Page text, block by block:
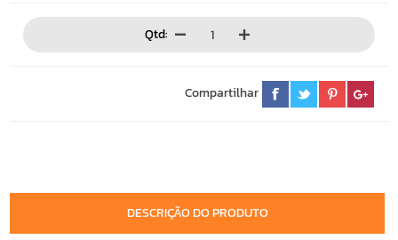
Qtd:
Compartilhar
DESCRIÇÃO DO PRODUTO